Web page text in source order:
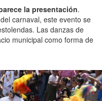
la presentación.
carnaval, este evento se
Las danzas de
municipal como forma de